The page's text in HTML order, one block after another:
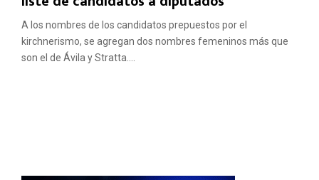
A los nombres de los candidatos prepuestos por el
kirchnerismo, se agregan dos nombres femeninos más que
son el de Ávila y Stratta....